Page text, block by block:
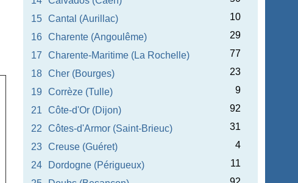
15
Cantal (Aurillac)
10
16
Charente (Angoulême)
29
17
Charente-Maritime (La Rochelle)
77
18
Cher (Bourges)
23
19
Corrèze (Tulle)
9
21
Côte-d'Or (Dijon)
92
22
Côtes-d'Armor (Saint-Brieuc)
31
23
Creuse (Guéret)
4
24
Dordogne (Périgueux)
11